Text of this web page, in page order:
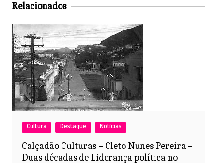
Relacionados
Cultura Destaque Notícias
Calçadão Culturas – Cleto Nunes Pereira –
Duas décadas de Liderança política no